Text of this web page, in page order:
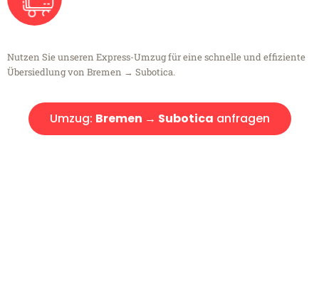
Nutzen Sie unseren Express-Umzug für eine schnelle und effiziente
Übersiedlung von Bremen → Subotica.
Umzug: Bremen → Subotica anfragen